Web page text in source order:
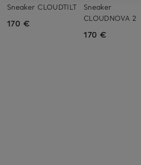
Sneaker CLOUDTILT
170 €
Sneaker
CLOUDNOVA 2
170 €